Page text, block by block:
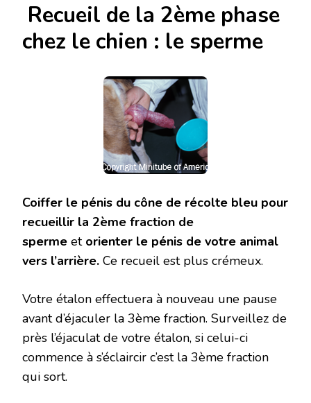
Recueil de la 2ème phase
chez le chien : le sperme
Coiffer le pénis du cône de récolte bleu pour
recueillir la 2ème fraction de
sperme et orienter le pénis de votre animal
vers l’arrière. Ce recueil est plus crémeux.
Votre étalon effectuera à nouveau une pause
avant d’éjaculer la 3ème fraction. Surveillez de
près l’éjaculat de votre étalon, si celui-ci
commence à s’éclaircir c’est la 3ème fraction
qui sort.